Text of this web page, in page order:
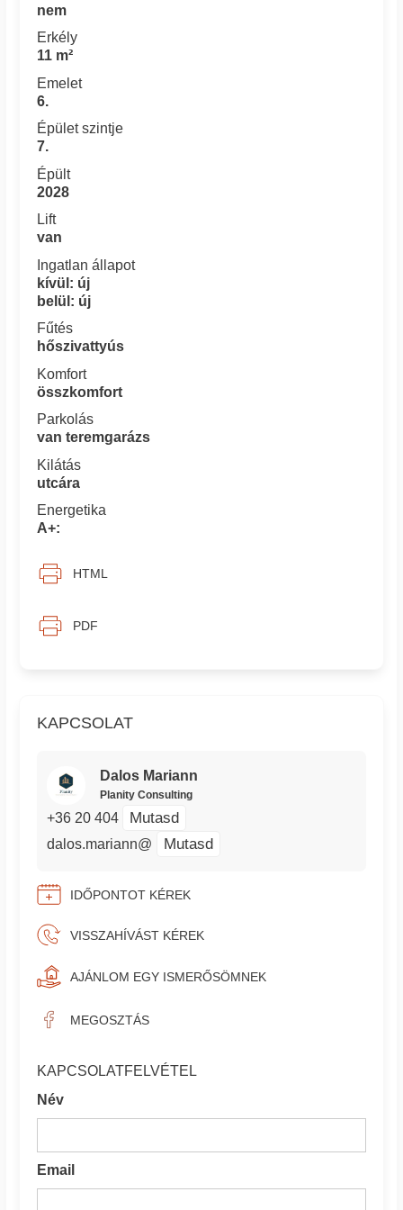
KAPCSOLAT
Dalos Mariann
Planity Consulting
+36 20 404 Mutasd
dalos.mariann@ Mutasd
IDŐPONTOT KÉREK
VISSZAHÍVÁST KÉREK
AJÁNLOM EGY ISMERŐSÖMNEK
MEGOSZTÁS
KAPCSOLATFELVÉTEL
Név
Email
nem
Erkély
11 m²
Emelet
6.
Épület szintje
7.
Épült
2028
Lift
van
Ingatlan állapot
kívül: új
belül: új
Fűtés
hőszivattyús
Komfort
összkomfort
Parkolás
van teremgarázs
Kilátás
utcára
Energetika
A+:
HTML
PDF